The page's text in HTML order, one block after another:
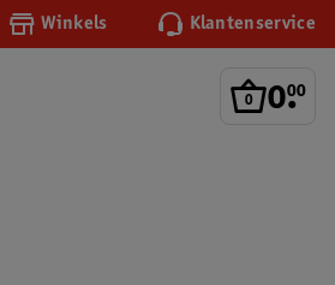
Winkels Klantenservice
0.
00